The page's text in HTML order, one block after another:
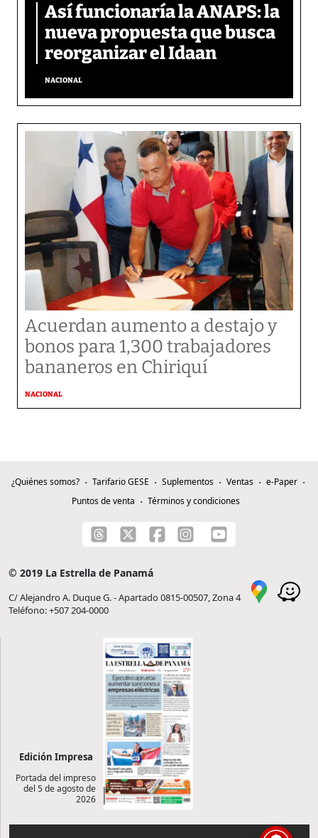
Así funcionaría la ANAPS: la
nueva propuesta que busca
reorganizar el Idaan
NACIONAL
Acuerdan aumento a destajo y
bonos para 1,300 trabajadores
bananeros en Chiriquí
NACIONAL
¿Quiénes somos? Tarifario GESE Suplementos Ventas
e-Paper
Puntos de venta
Términos y condiciones
© 2019 La Estrella de Panamá
C/ Alejandro A. Duque G. - Apartado 0815-00507, Zona 4
Teléfono: +507 204-0000
Edición Impresa
Portada del impreso
del 5 de agosto de
2026